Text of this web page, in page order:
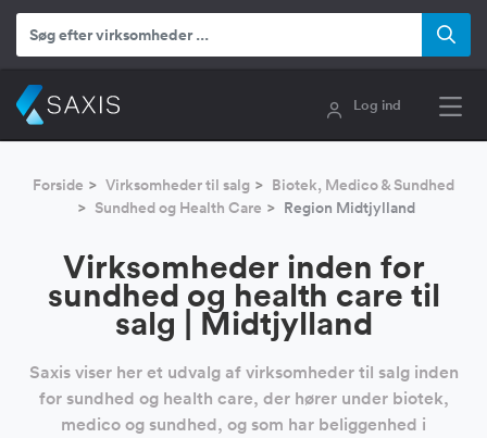
Log ind
Forside Virksomheder til salg
Biotek, Medico & Sundhed
Sundhed og Health Care
Region Midtjylland
Virksomheder inden for
sundhed og health care til
salg | Midtjylland
Saxis viser her et udvalg af virksomheder til salg inden
for sundhed og health care, der hører under biotek,
medico og sundhed, og som har beliggenhed i